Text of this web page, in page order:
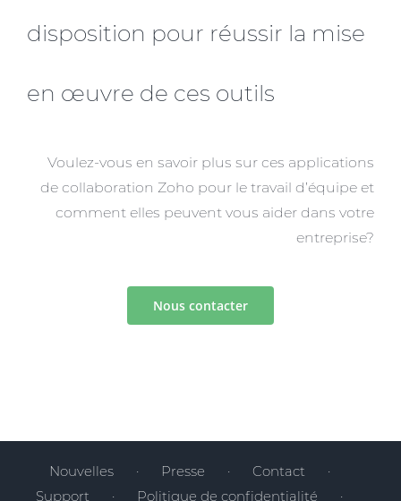
disposition pour réussir la mise
en œuvre de ces outils
Voulez-vous en savoir plus sur ces applications
de collaboration Zoho pour le travail d’équipe et
comment elles peuvent vous aider dans votre
entreprise?
Nous contacter
Nouvelles Presse
Contact
Support
Politique de confidentialité